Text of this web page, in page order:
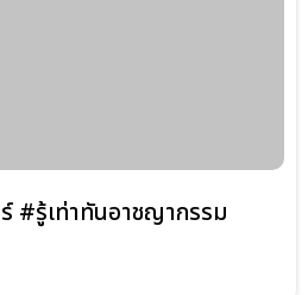
#รู้เท่าทันอาชญากรรม